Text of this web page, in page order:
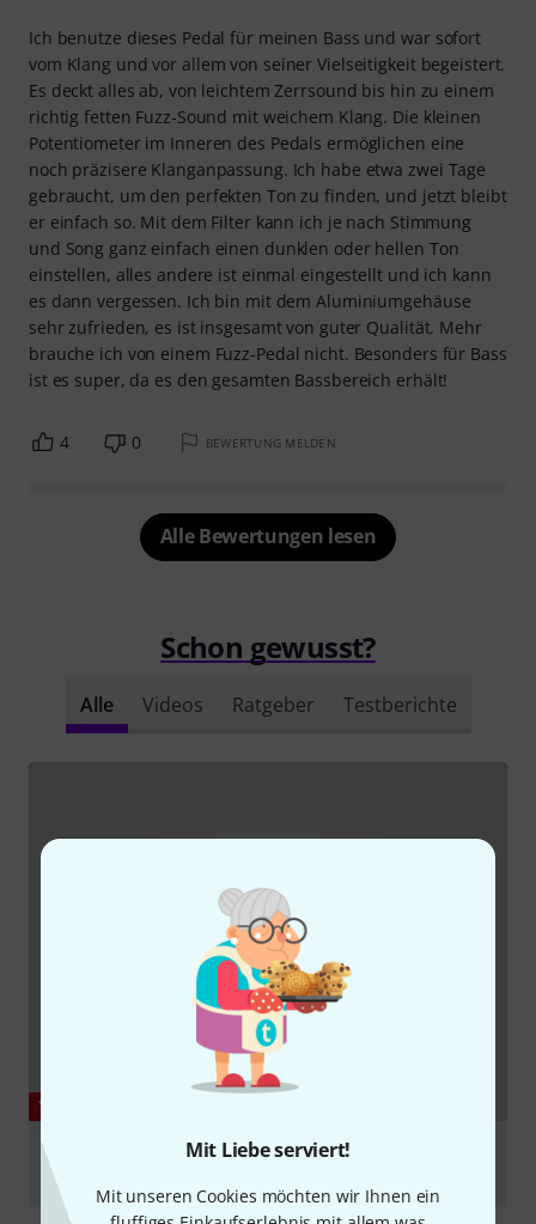
Mit Liebe serviert!
Mit unseren Cookies möchten wir Ihnen ein
Ich benutze dieses Pedal für meinen Bass und war sofort
vom Klang und vor allem von seiner Vielseitigkeit begeistert.
Es deckt alles ab, von leichtem Zerrsound bis hin zu einem
richtig fetten Fuzz-Sound mit weichem Klang. Die kleinen
Potentiometer im Inneren des Pedals ermöglichen eine
noch präzisere Klanganpassung. Ich habe etwa zwei Tage
gebraucht, um den perfekten Ton zu finden, und jetzt bleibt
er einfach so. Mit dem Filter kann ich je nach Stimmung
und Song ganz einfach einen dunklen oder hellen Ton
einstellen, alles andere ist einmal eingestellt und ich kann
es dann vergessen. Ich bin mit dem Aluminiumgehäuse
sehr zufrieden, es ist insgesamt von guter Qualität. Mehr
brauche ich von einem Fuzz-Pedal nicht. Besonders für Bass
ist es super, da es den gesamten Bassbereich erhält!
4 0 BEWERTUNG MELDEN
Alle Bewertungen lesen
Schon gewusst?
Alle Videos Ratgeber Testberichte
YOUTUBE
Swollen Pickle MKIIs Intenal Trim Pots with Sound
Sample & Info
abspielen